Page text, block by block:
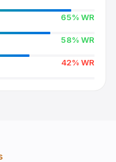
65% WR
58% WR
42% WR